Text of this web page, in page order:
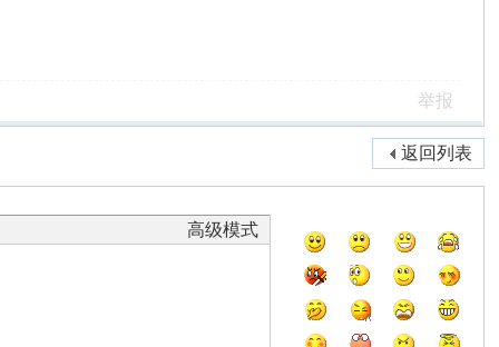
举报
返回列表
高级模式